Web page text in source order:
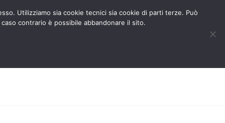
BLOG RESERVED AREA
Utilizziamo sia cookie tecnici sia cookie di parti terze. Può
contrario è possibile abbandonare il sito.